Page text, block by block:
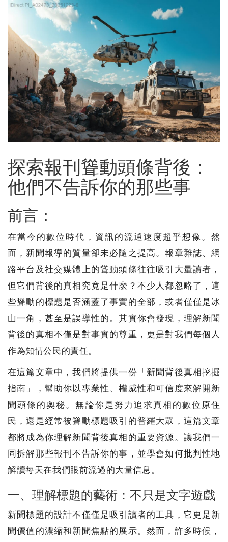
探索報刊聳動頭條背後：
他們不告訴你的那些事
前言：
在當今的數位時代，資訊的流通速度超乎想像。然
而，新聞報導的質量卻未必隨之提高。報章雜誌、網
路平台及社交媒體上的聳動頭條往往吸引大量讀者，
但它們背後的真相究竟是什麼？不少人都忽略了，這
些聳動的標題是否涵蓋了事實的全部，或者僅僅是冰
山一角，甚至是誤導性的。其實你會發現，理解新聞
背後的真相不僅是對事實的尊重，更是對我們每個人
作為知情公民的責任。
在這篇文章中，我們將提供一份「新聞背後真相挖掘
指南」，幫助你以專業性、權威性和可信度來解開新
聞頭條的奧秘。無論你是努力追求真相的數位原住
民，還是經常被聳動標題吸引的普羅大眾，這篇文章
都將成為你理解新聞背後真相的重要資源。讓我們一
同拆解那些報刊不告訴你的事，並學會如何批判性地
解讀每天在我們眼前流過的大量信息。
一、理解標題的藝術：不只是文字遊戲
新聞標題的設計不僅僅是吸引讀者的工具，它更是新
聞價值的濃縮和新聞焦點的展示。然而，許多時候，